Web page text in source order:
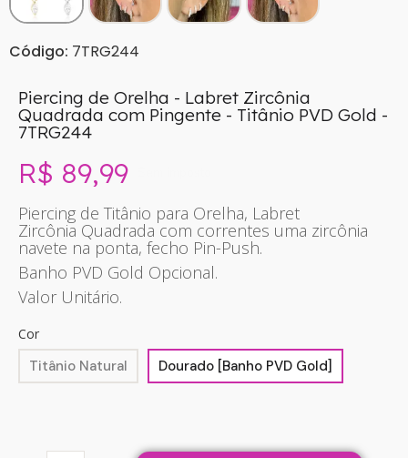
Código: 7TRG244
Piercing de Orelha - Labret Zircônia
Quadrada com Pingente - Titânio PVD Gold -
7TRG244
R$ 89,99
Piercing de Titânio para Orelha, Labret
Zircônia Quadrada com correntes uma zircônia
navete na ponta, fecho Pin-Push.
Banho PVD Gold Opcional.
Valor Unitário.
Cor
Titânio Natural Dourado [Banho PVD Gold]